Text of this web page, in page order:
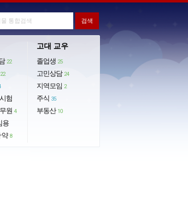
22
22
험
원 4
용
약 8
고대 교우
졸업생 25
고민상담 24
지역모임 2
주식 35
부동산 10